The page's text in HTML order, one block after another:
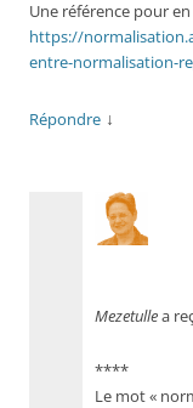
Une référence pour
https://
entre-normalisation-
Répondre ↓
Mezetullea
****
Le mot «